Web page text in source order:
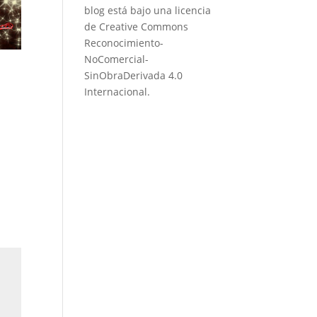
blog está bajo una licencia
de Creative Commons
Reconocimiento-
NoComercial-
SinObraDerivada 4.0
Internacional.